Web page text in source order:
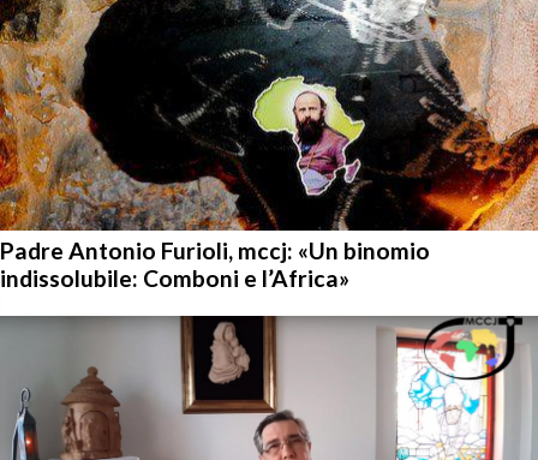
Padre Antonio Furioli, mccj: «Un binomio
indissolubile: Comboni e l’Africa»